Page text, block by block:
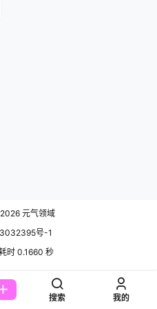
元气领域
号-1
时 0.1660 秒
搜索 我的